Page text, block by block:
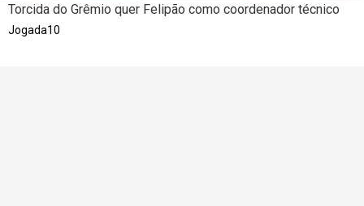
Torcida do Grêmio quer Felipão como coordenador técnico
Jogada10